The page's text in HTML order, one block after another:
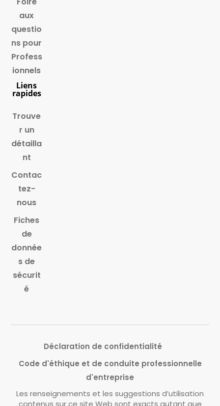
aux
questio
ns pour
Profess
ionnels
Liens
rapides
Trouve
r un
détailla
nt
Contac
tez-
nous
Fiches
de
donnée
s de
sécurit
é
Déclaration de confidentialité
Code d'éthique et de conduite professionnelle
d'entreprise
Les renseignements et les suggestions d’utilisation
contenus sur ce site Web sont exacts autant que